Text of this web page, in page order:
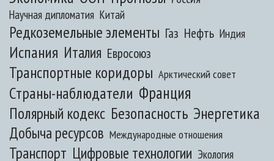
Научная дипломатия Китай
Редкоземельные элементы Газ Нефть Индия
Испания Италия Евросоюз
Транспортные коридоры Арктический совет
Страны-наблюдатели Франция
Полярный кодекс Безопасность Энергетика
Добыча ресурсов Международные отношения
Транспорт Цифровые технологии Экология